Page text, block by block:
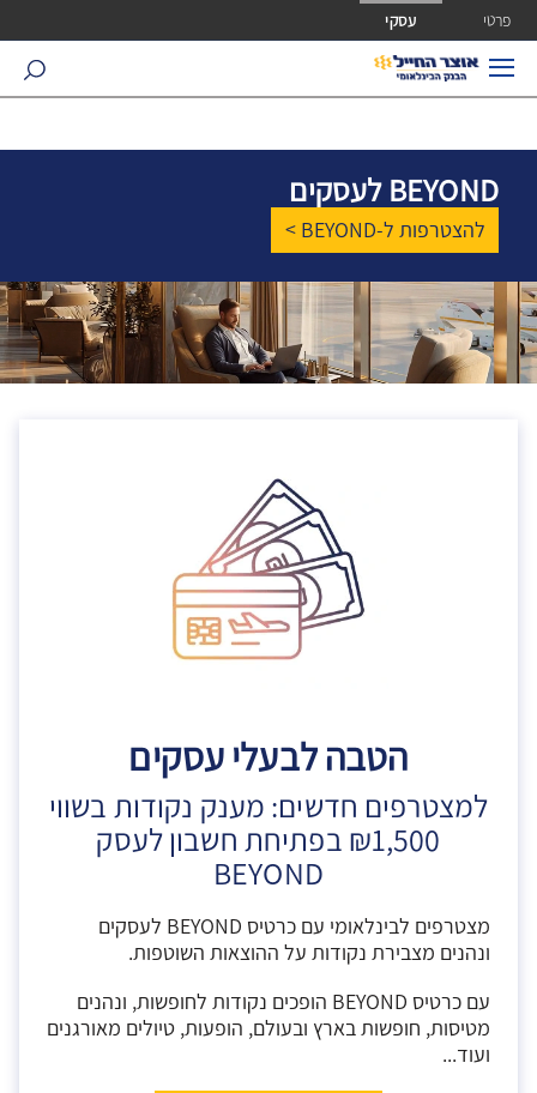
גישה ישירה לכפתור כניסה לחשבונך
פרטי עסקי
search
BEYOND לעסקים
להצטרפות ל-BEYOND >
הטבה לבעלי עסקים
למצטרפים חדשים: מענק נקודות בשווי
₪1,500 בפתיחת חשבון לעסק
BEYOND
מצטרפים לבינלאומי עם כרטיס BEYOND לעסקים
ונהנים מצבירת נקודות על ההוצאות השוטפות.
עם כרטיס BEYOND הופכים נקודות לחופשות, ונהנים
מטיסות, חופשות בארץ ובעולם, הופעות, טיולים מאורגנים
ועוד...